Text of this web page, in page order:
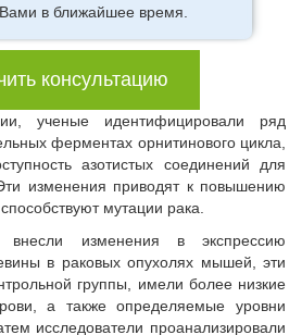
в ближайшее время.
консультацию
ученые идентифицировали ряд
ферментах орнитинового цикла,
азотистых соединений для
изменения приводят к повышению
мутации рака.
внесли изменения в экспрессию
в раковых опухолях мышей, эти
группы, имели более низкие
а также определяемые уровни
исследователи проанализировали